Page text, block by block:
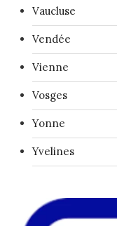
Vaucluse
Vendée
Vienne
Vosges
Yonne
Yvelines